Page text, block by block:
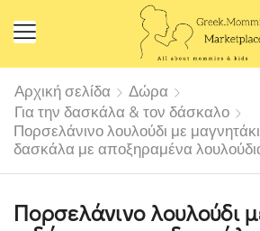
Αρχική σελίδα
Δώρα
Για την δασκάλα & τον δάσκαλο
Πορσελάνινο λουλούδι με
δασκάλα με αποξηραμένα
Πορσελάνινο λουλούδι